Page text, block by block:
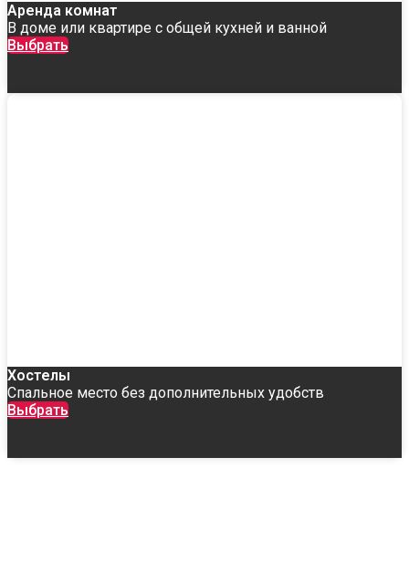
Аренда комнат
В доме или квартире с общей кухней и ванной
Выбрать
Хостелы
Спальное место без дополнительных удобств
Выбрать